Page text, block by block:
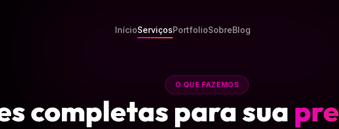
InícioServiçosPortfolioSobreBlog
O QUE FAZEMOS
completas para sua